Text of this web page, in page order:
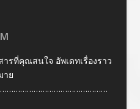
รที่คุณสนใจ อัพเดทเรื่องราว
าย